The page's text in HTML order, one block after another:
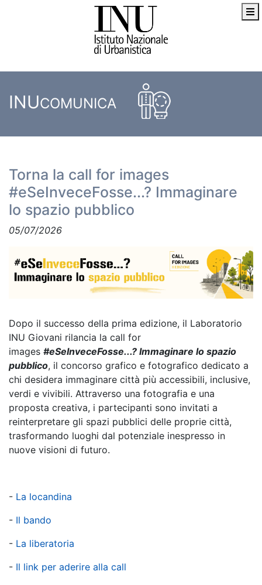
INUCOMUNICA
Torna la call for images
#eSeInveceFosse...? Immaginare
lo spazio pubblico
05/07/2026
Dopo il successo della prima edizione, il Laboratorio
INU Giovani rilancia la call for
images #eSeInveceFosse...? Immaginare lo spazio
pubblico, il concorso grafico e fotografico dedicato a
chi desidera immaginare città più accessibili, inclusive,
verdi e vivibili. Attraverso una fotografia e una
proposta creativa, i partecipanti sono invitati a
reinterpretare gli spazi pubblici delle proprie città,
trasformando luoghi dal potenziale inespresso in
nuove visioni di futuro.
- La locandina
- Il bando
- La liberatoria
- Il link per aderire alla call